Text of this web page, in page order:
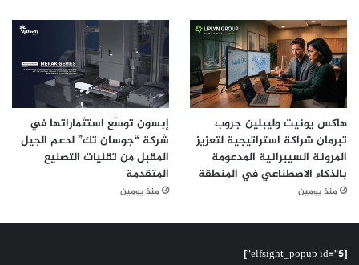
هاكس يونيت وليبلين جروب
تبرمان شراكة استراتيجية لتعزيز
المرونة السيبرانية المدعومة
بالذكاء الاصطناعي في المنطقة
منذ يومين
إبسون توسّع استثماراتها في
شركة “جوسان تك” لدعم الجيل
المقبل من تقنيات التصنيع
المتقدمة
منذ يومين
[elfsight_popup id="5"]